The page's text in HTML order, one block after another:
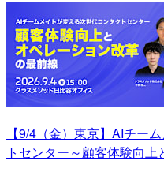
【9/4（金）東京】AIチー
トセンター～顧客体験向